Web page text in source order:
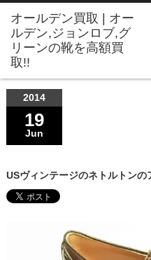
2014
19
Jun
USヴィンテージのネトルトンの